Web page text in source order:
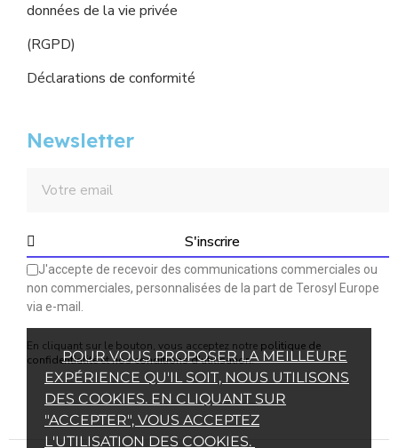
POUR VOUS PROPOSER LA MEILLEURE
EXPÉRIENCE QU'IL SOIT, NOUS UTILISONS
DES COOKIES. EN CLIQUANT SUR
"ACCEPTER", VOUS ACCEPTEZ
L'UTILISATION DES COOKIES.
données de la vie privée
(RGPD)
Déclarations de conformité
Newsletter
S'inscrire
J'accepte de recevoir des communications commerciales ou
non commerciales, personnalisées de la part de Terosyl Europe
via e-mail.
En cliquant sur le bouton, vous acceptez notre politique de
confidentialitéetnos conditions d'utilisation.